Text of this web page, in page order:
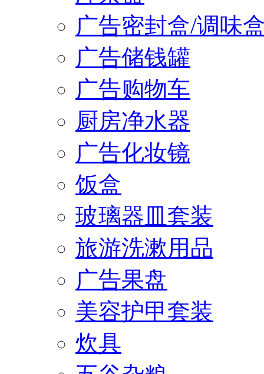
广告密封盒/调味
广告储钱罐
广告购物车
厨房净水器
广告化妆镜
饭盒
玻璃器皿套装
旅游洗漱用品
广告果盘
美容护甲套装
炊具